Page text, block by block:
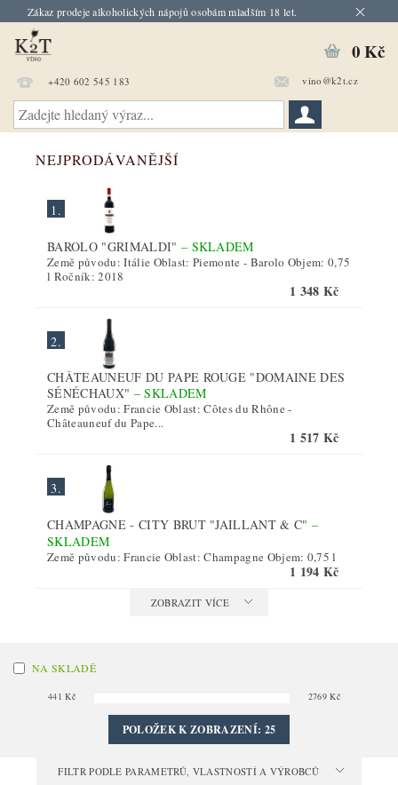
Zákaz prodeje alkoholických nápojů osobám mladším 18 let.
+420 602 545 183 vino@k2t.cz
0 Kč
NEJPRODÁVANĚJŠÍ
1.
BAROLO "GRIMALDI" – SKLADEM
Země původu: Itálie Oblast: Piemonte - Barolo Objem: 0,75
l Ročník: 2018
1 348 Kč
2.
CHÂTEAUNEUF DU PAPE ROUGE "DOMAINE DES
SÉNÉCHAUX" –SKLADEM
Země původu: Francie Oblast: Côtes du Rhône -
Châteauneuf du Pape...
1 517 Kč
3.
CHAMPAGNE - CITY BRUT "JAILLANT & C" –
SKLADEM
Země původu: Francie Oblast: Champagne Objem: 0,75 l
1 194 Kč
ZOBRAZIT VÍCE
NA SKLADĚ
441 Kč 2769 Kč
POLOŽEK K ZOBRAZENÍ: 25
FILTR PODLE PARAMETRŮ, VLASTNOSTÍ A VÝROBCŮ